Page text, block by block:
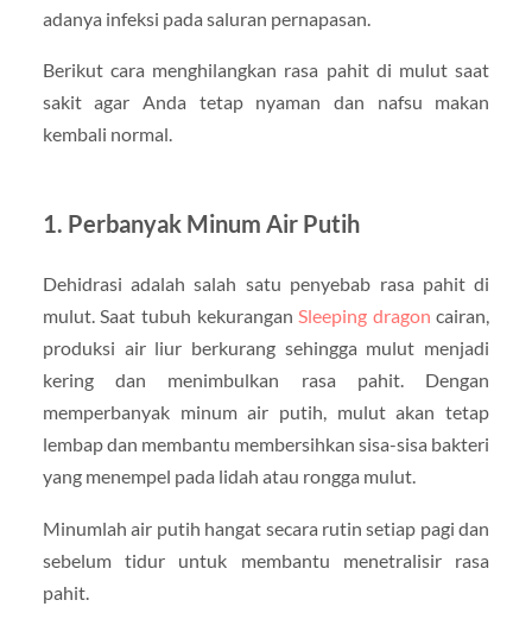
adanya infeksi pada saluran pernapasan.
Berikut cara menghilangkan rasa pahit di mulut saat
sakit agar Anda tetap nyaman dan nafsu makan
kembali normal.
1. Perbanyak Minum Air Putih
Dehidrasi adalah salah satu penyebab rasa pahit di
mulut. Saat tubuh kekuranganSleeping dragon cairan,
produksi air liur berkurang sehingga mulut menjadi
kering dan menimbulkan rasa pahit. Dengan
memperbanyak minum air putih, mulut akan tetap
lembap dan membantu membersihkan sisa-sisa bakteri
yang menempel pada lidah atau rongga mulut.
Minumlah air putih hangat secara rutin setiap pagi dan
sebelum tidur untuk membantu menetralisir rasa
pahit.